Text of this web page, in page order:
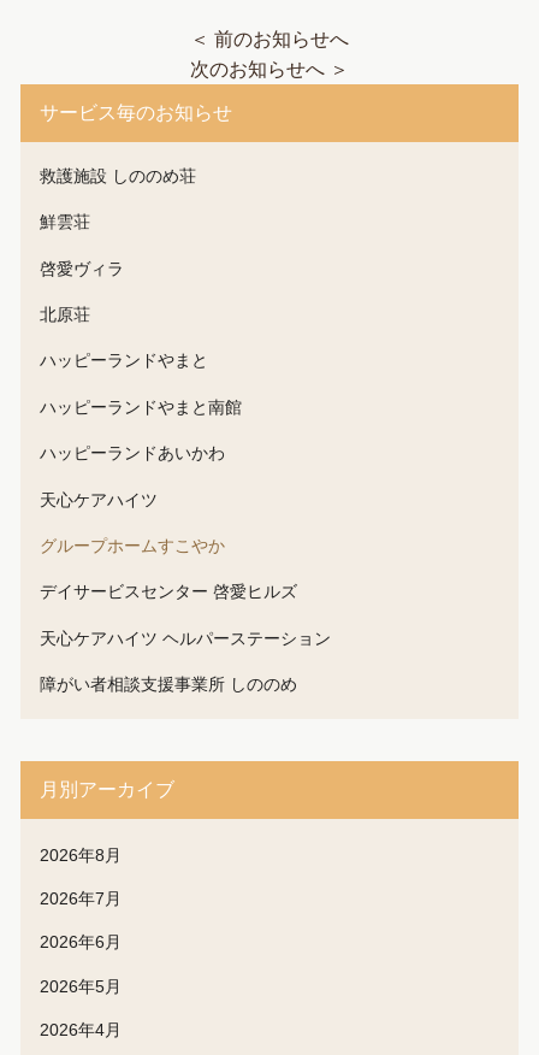
＜ 前のお知らせへ
次のお知らせへ ＞
サービス毎のお知らせ
救護施設 しののめ荘
鮮雲荘
啓愛ヴィラ
北原荘
ハッピーランドやまと
ハッピーランドやまと南館
ハッピーランドあいかわ
天心ケアハイツ
グループホームすこやか
デイサービスセンター 啓愛ヒルズ
天心ケアハイツ ヘルパーステーション
障がい者相談支援事業所 しののめ
月別アーカイブ
2026年8月
2026年7月
2026年6月
2026年5月
2026年4月